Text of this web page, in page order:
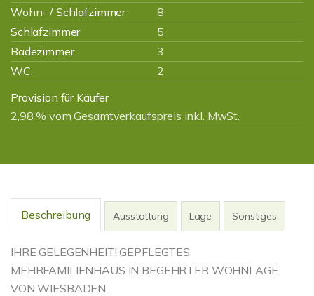
Wohn- / Schlafzimmer
8
Schlafzimmer
5
Badezimmer
3
WC
2
Provision für Käufer
2,98 % vom Gesamtverkaufspreis inkl. MwSt.
Beschreibung Ausstattung Lage Sonstiges
IHRE GELEGENHEIT! GEPFLEGTES
MEHRFAMILIENHAUS IN BEGEHRTER WOHNLAGE
VON WIESBADEN.